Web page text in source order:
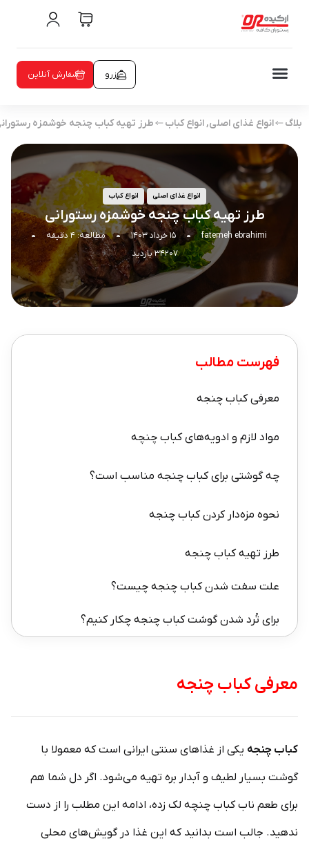
سفارش آنلاین رزرو
بلاگ انواع غذای اصلی,انواع کباب طرز تهیه کباب چنجه خوشمزه
انواع غذای اصلی انواع کباب
طرز تهیه کباب چنجه خوشمزه رستورانی
fatemeh ebrahimi ۱۵ خرداد ۱۴۰۳
مطالعه: ۴ دقیقه
۳۴۲۰۷ بازدید
فهرست مطالب
معرفی کباب چنجه
مواد لازم و ادویه‌های کباب چنچه
چه گوشتی برای کباب چنجه مناسب است؟
نحوه مزه‌دار کردن کباب چنجه
طرز تهیه کباب چنجه
علت سفت شدن کباب چنجه چیست؟
برای تُرد شدن گوشت کباب چنجه چکار کنیم؟
معرفی کباب چنجه
کباب چنجه یکی از غذاهای سنتی ایرانی است که معمولا با
گوشت بسیار لطیف و آبدار بره تهیه می‌شود. اگر دل شما هم
برای طعم ناب کباب چنچه لک زده، ادامه این مطلب را از دست
ندهید. جالب است بدانید که این غذا در گویش‌های محلی